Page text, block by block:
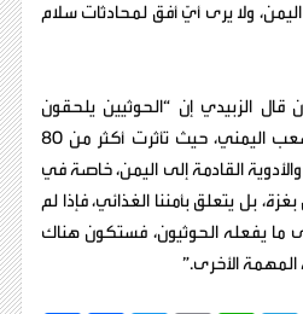
ولا يرى أيّ أفق لمحادثات سلام
قال الزبيدي إن “الحوثيين يلحقون
الضرر المباشر والسلبي بالشعب اليمني، حيث تأثرت أكثر من 80
القادمة إلى اليمن، خاصة في
بل يتعلق بأمننا الغذائي، فإذا لم
يفعله الحوثيون، فستكون هناك
الأخرى.”